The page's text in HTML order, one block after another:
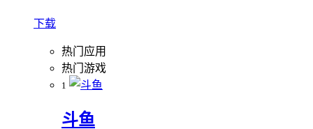
下载
热门应用
热门游戏
1
斗鱼